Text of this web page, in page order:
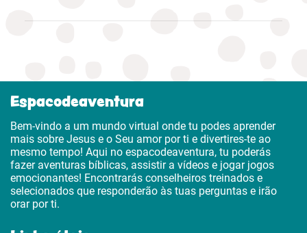
Espacodeaventura
Bem-vindo a um mundo virtual onde tu podes aprender
mais sobre Jesus e o Seu amor por ti e divertires-te ao
mesmo tempo! Aqui no espacodeaventura, tu poderás
fazer aventuras bíblicas, assistir a vídeos e jogar jogos
emocionantes! Encontrarás conselheiros treinados e
selecionados que responderão às tuas perguntas e irão
orar por ti.